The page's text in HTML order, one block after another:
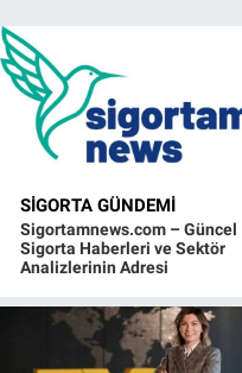
SIGORTA GÜNDEMI
Sigortamnews.com – Güncel
Sigorta Haberleri ve Sektör
Analizlerinin Adresi